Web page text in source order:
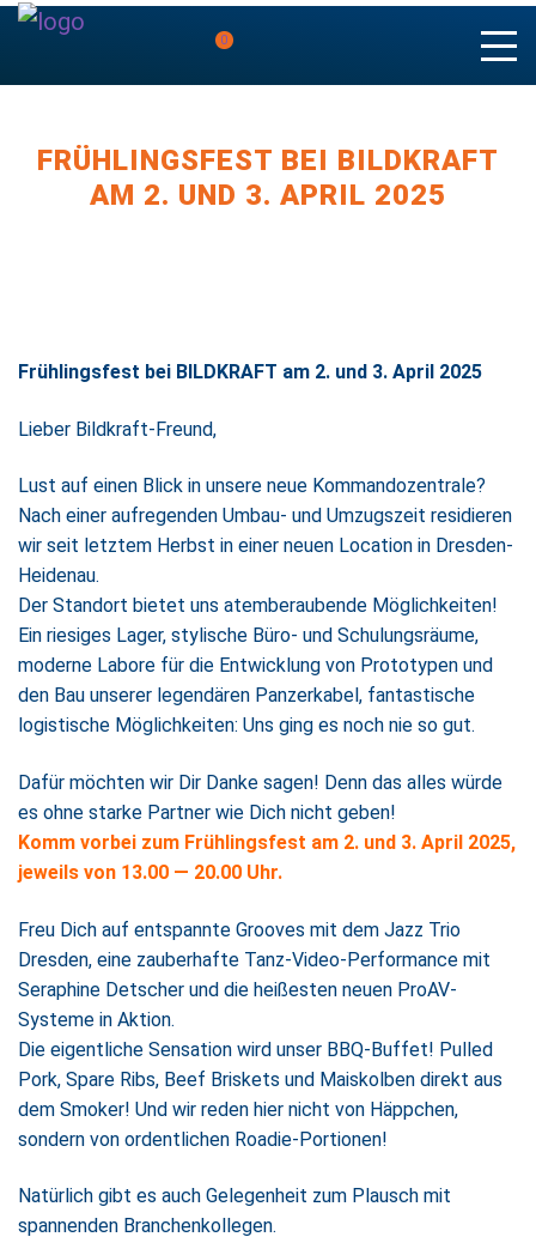
0
FRÜHLINGSFEST BEI BILDKRAFT
AM 2. UND 3. APRIL 2025
Frühlingsfest bei BILDKRAFT am 2. und 3. April 2025
Lieber Bildkraft-Freund,
Lust auf einen Blick in unsere neue Kommandozentrale?
Nach einer aufregenden Umbau- und Umzugszeit residieren
wir seit letztem Herbst in einer neuen Location in Dresden-
Heidenau.
Der Standort bietet uns atemberaubende Möglichkeiten!
Ein riesiges Lager, stylische Büro- und Schulungsräume,
moderne Labore für die Entwicklung von Prototypen und
den Bau unserer legendären Panzerkabel, fantastische
logistische Möglichkeiten: Uns ging es noch nie so gut.
Dafür möchten wir Dir Danke sagen! Denn das alles würde
es ohne starke Partner wie Dich nicht geben!
Komm vorbei zum Frühlingsfest am 2. und 3. April 2025,
jeweils von 13.00 — 20.00 Uhr.
Freu Dich auf entspannte Grooves mit dem Jazz Trio
Dresden, eine zauberhafte Tanz-Video-Performance mit
Seraphine Detscher und die heißesten neuen ProAV-
Systeme in Aktion.
Die eigentliche Sensation wird unser BBQ-Buffet! Pulled
Pork, Spare Ribs, Beef Briskets und Maiskolben direkt aus
dem Smoker! Und wir reden hier nicht von Häppchen,
sondern von ordentlichen Roadie-Portionen!
Natürlich gibt es auch Gelegenheit zum Plausch mit
spannenden Branchenkollegen.